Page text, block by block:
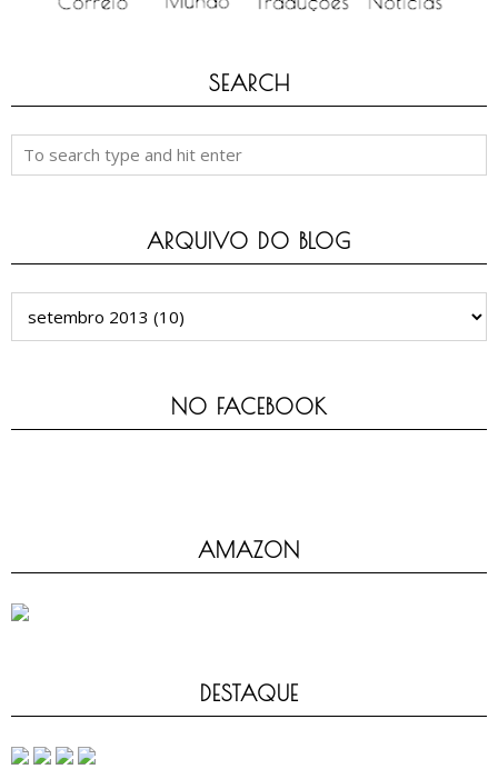
SEARCH
ARQUIVO DO BLOG
NO FACEBOOK
AMAZON
DESTAQUE